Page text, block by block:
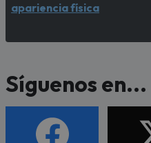
apariencia física
Síguenos en...